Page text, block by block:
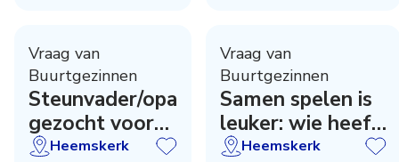
Vraag van
Buurtgezinnen
Steunvader/opa
gezocht voor
langs de -
Heemskerk
Vraag van
Buurtgezinnen
Samen spelen is
leuker: wie heeft
er plek?
Heemskerk